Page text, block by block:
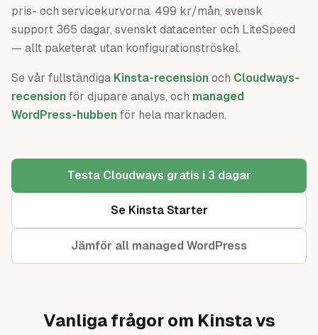
pris- och servicekurvorna. 499 kr/mån, svensk
support 365 dagar, svenskt datacenter och LiteSpeed
— allt paketerat utan konfigurationströskel.
Se vår fullständiga Kinsta-recension och Cloudways-
recension för djupare analys, och managed
WordPress-hubben för hela marknaden.
Testa Cloudways gratis i 3 dagar
Se Kinsta Starter
Jämför all managed WordPress
Vanliga frågor om Kinsta vs